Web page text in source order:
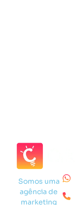
Somos uma
agência de
marketing